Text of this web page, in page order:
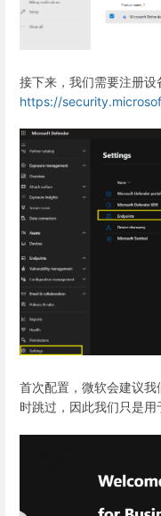
接下来，我们需要注册设
https://
首次配置，微软会建议
时跳过，因此我们只是用